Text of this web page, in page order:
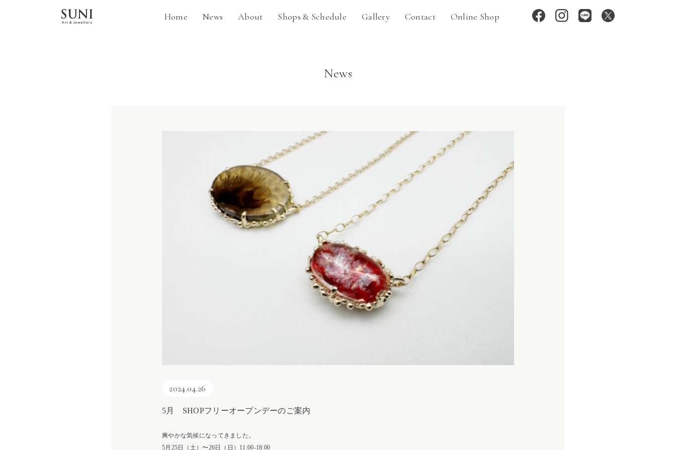
Home News About Shops & Schedule Gallery Contact Online Shop
News
2024.04.26
5月 SHOPフリーオープンデーのご案内
爽やかな気候になってきました。
5月25日（土）〜26日（日）11:00-18:00